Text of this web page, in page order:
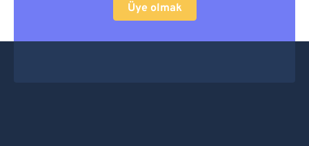
Üye olmak